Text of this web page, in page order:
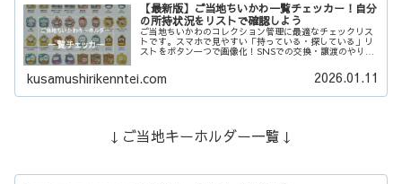
【最新版】ご当地ちいかわ一覧チェッカー！自分
の所持状況をリストで確認しよう
ご当地ちいかわのコレクション管理に最適なチェックリス
トです。スマホで見やすい「持っている・探している」リ
ストをボタン一つで画像化！SNSでの交換・譲渡のやり取
す。あなたのちいかわ集めを強力にサポート！
kusamushirikenntei.com 2026.01.11
↓ご当地キーホルダー一覧↓